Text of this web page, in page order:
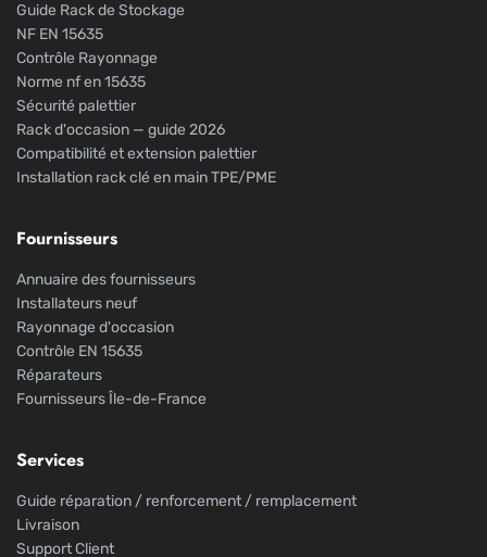
Guide Rack de Stockage
NF EN 15635
Contrôle Rayonnage
Norme nf en 15635
Sécurité palettier
Rack d'occasion — guide 2026
Compatibilité et extension palettier
Installation rack clé en main TPE/PME
Fournisseurs
Annuaire des fournisseurs
Installateurs neuf
Rayonnage d'occasion
Contrôle EN 15635
Réparateurs
Fournisseurs Île-de-France
Services
Guide réparation / renforcement / remplacement
Livraison
Support Client